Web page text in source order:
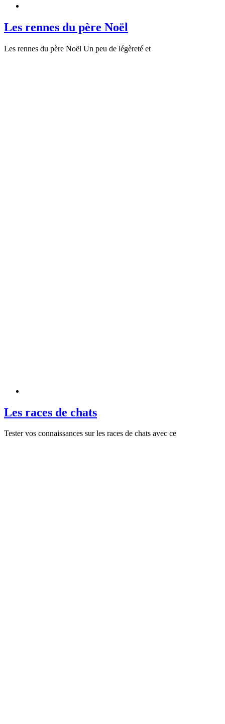
Les rennes du père Noël
Les rennes du père Noël Un peu de légèreté et
Les races de chats
Tester vos connaissances sur les races de chats avec ce